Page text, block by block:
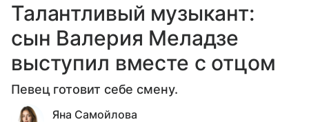
Талантливый музыкант:
сын Валерия Меладзе
выступил вместе с отцом
Певец готовит себе смену.
Яна Самойлова